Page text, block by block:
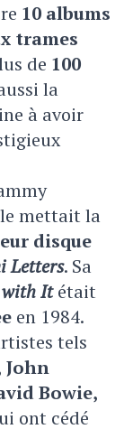
10 albums
trames
de 100
la
à avoir
mettait la
disque
Letters. Sa
with It était
en 1984.
tels
John
Bowie,
ont cédé